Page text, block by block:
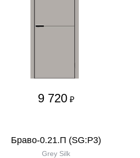
9 720 ₽
Браво-0.21.П (SG:P3)
Grey Silk